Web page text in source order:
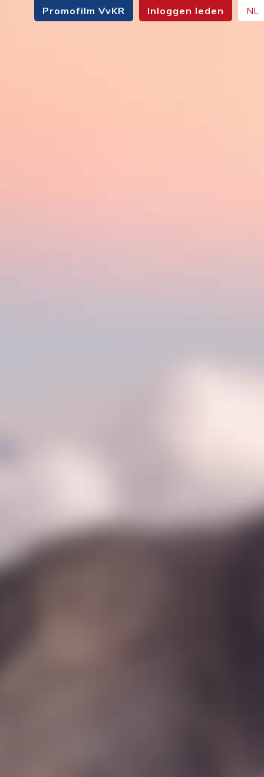
Promofilm VvKR Inloggen leden NL